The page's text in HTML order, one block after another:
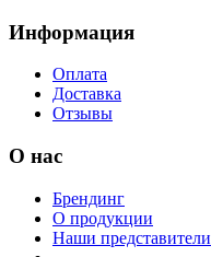
Информация
Оплата
Доставка
Отзывы
О нас
Брендинг
О продукции
Наши представители